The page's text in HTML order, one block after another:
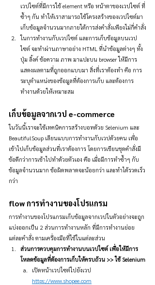
เวปไซต์ที่มีการใช้ element หรือ หน้าตาของเวปไซต์ ที่
ซ้ำๆ กัน ทำให้เราสามารถใช้โครงสร้างของเวปไซต์มา
เก็บข้อมูลจำนวนมากภายใต้การส่งคำสั่งเพียงไม่กี่คำสั่ง
ในการทำงานกับเวปไซต์ และการเก็บข้อมูลบนเวป
ไซต์ จะทำผ่านภาษาอย่าง HTML ที่นำข้อมูลต่างๆ ทั้ง
ปุ่ม ลิ้งค์ ข้อความ ภาพ มาแปะบน browser ให้มีการ
แสดงผลตามที่ถูกออกแบบมา สิ่งที่เราต้องทำ คือ การ
ระบุตำแหน่งของข้อมูลที่ต้องการเก็บ และต้องการ
ทำงานด้วยให้เหมาะสม
เก็บข้อมูลจากเวป e-commerce
ในวันนี้เราจะใช้เทคนิคการสร้างบอทด้วย Selenium และ
BeautifulSoup เลียนแบบการทำงานกับเวปด้วยคน เพื่อ
เข้าไปเก็บข้อมูลส่วนที่เราต้องการ โดยการเขียนชุดคำสั่งมี
ข้อดีกว่าการเข้าไปทำด้วยตัวเอง คือ เมื่อมีการทำซ้ำๆ กับ
ข้อมูลจำนวนมาก ข้อผิดพลาดจะน้อยกว่า และทำได้รวดเร็ว
กว่า
flow การทำงานของโปรแกรม
การทำงานของโปรแกรมเก็บข้อมูลจากเวปในตัวอย่างจะถูก
แบ่งออกเป็น 2 ส่วนการทำงานหลัก ที่มีการทำงานย่อย
แต่ละคำสั่ง ตามเครื่องมือที่ใช้ในแต่ละส่วน
ส่วนการควบคุมการทำงานบนเวปไซต์ เพื่อให้มีการ
โหลดข้อมูลที่ต้องการเก็บให้ครบถ้วน >> ใช้ Selenium
เปิดหน้าเวปไซต์ไปยังเวป
https://www.shopee.com